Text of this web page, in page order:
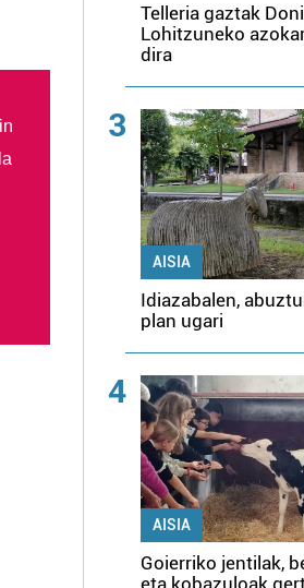
Telleria gaztak
Lohitzuneko
dira
3
AISIA
Idiazabalen,
plan ugari
4
AISIA
Goierriko jentilak,